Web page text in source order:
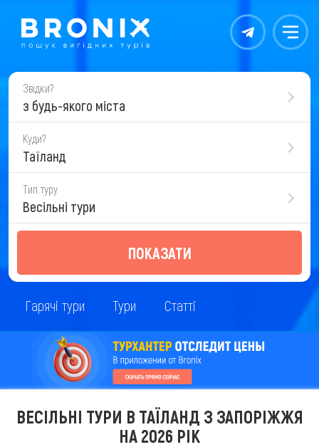
Контакты Меню
Звідки?
з будь-якого міста
Куди?
Таїланд
Тип туру
Весільні тури
ПОКАЗАТИ
Гарячі тури Тури Статті
ВЕСІЛЬНІ ТУРИ В ТАЇЛАНД З ЗАПОРІЖЖЯ
НА 2026 РІК